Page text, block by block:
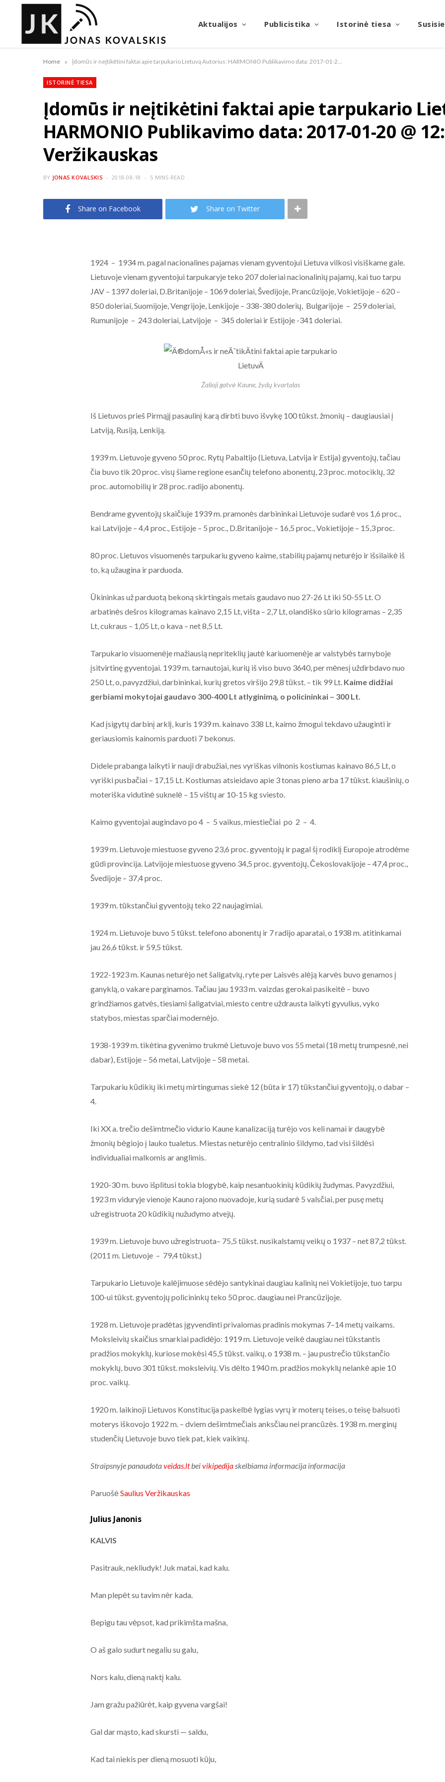
Aktualijos Publicistika Istorinė tiesa
Home »
ISTORINĖ TIESA
Įdomūs ir neįtikėtini faktai apie tarpukario
HARMONIO Publikavimo data: 2017-01-20 @
Veržikauskas
BY JONAS KOVALSKIS 2018-08-18 5 MINS READ
Share on Facebook Share on Twitter
1924 – 1934 m. pagal nacionalines pajamas vienam gyventojui Lietuva vilkosi visiškame gale.
Lietuvoje vienam gyventojui tarpukaryje teko 207 doleriai nacionalinių pajamų, kai tuo tarpu
JAV – 1397 doleriai, D.Britanijoje – 1069 doleriai, Švedijoje, Prancūzijoje, Vokietijoje – 620 –
850 doleriai, Suomijoje, Vengrijoje, Lenkijoje – 338-380 dolerių, Bulgarijoje – 259 doleriai,
Rumunijoje – 243 doleriai, Latvijoje – 345 doleriai ir Estijoje -341 doleriai.
Žalioji gatvė Kaune, žydų kvartalas
Iš Lietuvos prieš Pirmąjį pasaulinį karą dirbti buvo išvykę 100 tūkst. žmonių – daugiausiai į
Latviją, Rusiją, Lenkiją.
1939 m. Lietuvoje gyveno 50 proc. Rytų Pabaltijo (Lietuva, Latvija ir Estija) gyventojų, tačiau
čia buvo tik 20 proc. visų šiame regione esančių telefono abonentų, 23 proc. motociklų, 32
proc. automobilių ir 28 proc. radijo abonentų.
Bendrame gyventojų skaičiuje 1939 m. pramonės darbininkai Lietuvoje sudarė vos 1,6 proc.,
kai Latvijoje – 4,4 proc., Estijoje – 5 proc., D.Britanijoje – 16,5 proc., Vokietijoje – 15,3 proc.
80 proc. Lietuvos visuomenės tarpukariu gyveno kaime, stabilių pajamų neturėjo ir išsilaikė iš
to, ką užaugina ir parduoda.
Ūkininkas už parduotą bekoną skirtingais metais gaudavo nuo 27-26 Lt iki 50-55 Lt. O
arbatinės dešros kilogramas kainavo 2,15 Lt, višta – 2,7 Lt, olandiško sūrio kilogramas – 2,35
Lt, cukraus – 1,05 Lt, o kava – net 8,5 Lt.
Tarpukario visuomenėje mažiausią nepriteklių jautė kariuomenėje ar valstybės tarnyboje
įsitvirtinę gyventojai. 1939 m. tarnautojai, kurių iš viso buvo 3640, per mėnesį uždirbdavo nuo
250 Lt, o, pavyzdžiui, darbininkai, kurių gretos viršijo 29,8 tūkst. – tik 99 Lt. Kaime didžiai
gerbiami mokytojai gaudavo 300-400 Lt atlyginimą, o policininkai – 300 Lt.
Kad įsigytų darbinį arklį, kuris 1939 m. kainavo 338 Lt, kaimo žmogui tekdavo užauginti ir
geriausiomis kainomis parduoti 7 bekonus.
Didele prabanga laikyti ir nauji drabužiai, nes vyriškas vilnonis kostiumas kainavo 86,5 Lt, o
vyriški pusbačiai – 17,15 Lt. Kostiumas atsieidavo apie 3 tonas pieno arba 17 tūkst. kiaušinių, o
moteriška vidutinė suknelė – 15 vištų ar 10-15 kg sviesto.
Kaimo gyventojai augindavo po 4 – 5 vaikus, miestiečiai po 2 – 4.
1939 m. Lietuvoje miestuose gyveno 23,6 proc. gyventojų ir pagal šį rodiklį Europoje atrodėme
gūdi provincija. Latvijoje miestuose gyveno 34,5 proc. gyventojų, Čekoslovakijoje – 47,4 proc.,
Švedijoje – 37,4 proc.
1939 m. tūkstančiui gyventojų teko 22 naujagimiai.
1924 m. Lietuvoje buvo 5 tūkst. telefono abonentų ir 7 radijo aparatai, o 1938 m. atitinkamai
jau 26,6 tūkst. ir 59,5 tūkst.
1922-1923 m. Kaunas neturėjo net šaligatvių, ryte per Laisvės alėją karvės buvo genamos į
ganyklą, o vakare parginamos. Tačiau jau 1933 m. vaizdas gerokai pasikeitė – buvo
grindžiamos gatvės, tiesiami šaligatviai, miesto centre uždrausta laikyti gyvulius, vyko
statybos, miestas sparčiai modernėjo.
1938-1939 m. tikėtina gyvenimo trukmė Lietuvoje buvo vos 55 metai (18 metų trumpesnė, nei
dabar), Estijoje – 56 metai, Latvijoje – 58 metai.
Tarpukariu kūdikių iki metų mirtingumas siekė 12 (būta ir 17) tūkstančiui gyventojų, o dabar –
4.
Iki XX a. trečio dešimtmečio vidurio Kaune kanalizaciją turėjo vos keli namai ir daugybė
žmonių bėgiojo į lauko tualetus. Miestas neturėjo centralinio šildymo, tad visi šildėsi
individualiai malkomis ar anglimis.
1920-30 m. buvo išplitusi tokia blogybė, kaip nesantuokinių kūdikių žudymas. Pavyzdžiui,
1923 m viduryje vienoje Kauno rajono nuovadoje, kurią sudarė 5 valsčiai, per pusę metų
užregistruota 20 kūdikių nužudymo atvejų.
1939 m. Lietuvoje buvo užregistruota– 75,5 tūkst. nusikalstamų veikų o 1937 – net 87,2 tūkst.
(2011 m. Lietuvoje – 79,4 tūkst.)
Tarpukario Lietuvoje kalėjimuose sėdėjo santykinai daugiau kalinių nei Vokietijoje, tuo tarpu
100-ui tūkst. gyventojų policininkų teko 50 proc. daugiau nei Prancūzijoje.
1928 m. Lietuvoje pradėtas įgyvendinti privalomas pradinis mokymas 7–14 metų vaikams.
Moksleivių skaičius smarkiai padidėjo: 1919 m. Lietuvoje veikė daugiau nei tūkstantis
pradžios mokyklų, kuriose mokėsi 45,5 tūkst. vaikų, o 1938 m. – jau pustrečio tūkstančio
mokyklų, buvo 301 tūkst. moksleivių. Vis dėlto 1940 m. pradžios mokyklų nelankė apie 10
proc. vaikų.
1920 m. laikinoji Lietuvos Konstitucija paskelbė lygias vyrų ir moterų teises, o teisę balsuoti
moterys iškovojo 1922 m. – dviem dešimtmečiais anksčiau nei prancūzės. 1938 m. merginų
studenčių Lietuvoje buvo tiek pat, kiek vaikinų.
Straipsnyje panaudotaveidas.ltbeivikipedijaskelbiama informacija informacija
ParuošėSaulius Veržikauskas
Julius Janonis
KALVIS
Pasitrauk, nekliudyk! Juk matai, kad kalu.
Man plepėt su tavim nėr kada.
Bepigu tau vėpsot, kad prikimšta mašna,
O aš galo sudurt negaliu su galu,
Nors kalu, dieną naktį kalu.
Jam gražu pažiūrėt, kaip gyvena vargšai!
Gal dar mąsto, kad skursti — saldu,
Kad tai niekis per dieną mosuoti kūju,
NE BALTARUSIJOS
MAIDANIZAVIMUI! 2020-08-19
Baltarusijos palaikymo
akcija prie Baltarusijos
2020-08-19